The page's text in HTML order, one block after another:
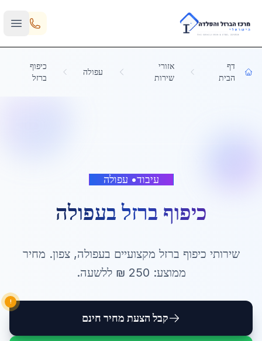
Skip to main content
דף
הבית
אזורי
שירות
עפולה
כיפוף
ברזל
עיבוד• עפולה
כיפוף ברזלבעפולה
שירותי כיפוף ברזל מקצועיים בעפולה,צפון. מחיר
ממוצע: 250 ₪ ללשעה.
קבל הצעת מחיר חינם
!